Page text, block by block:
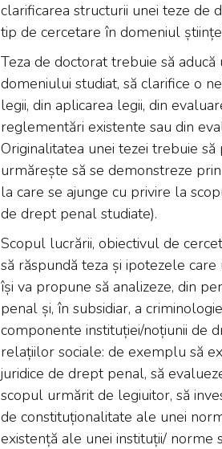
clarificarea structurii unei teze de
tip de cercetare în domeniul
Teza de doctorat trebuie să
domeniului studiat, să clarifice o
legii, din aplicarea legii, din
reglementări existente sau din
Originalitatea unei tezei trebuie să
urmărește să se demonstreze
la care se ajunge cu privire la
de drept penal studiate).
Scopul lucrării, obiectivul de
să răspundă teza și ipotezele
își va propune să analizeze, din
penal și, în subsidiar, a
componente instituției/noțiunii de
relațiilor sociale: de exemplu să
juridice de drept penal, să
scopul urmărit de legiuitor, să
de constituționalitate ale unei
existență ale unei instituții/ norme